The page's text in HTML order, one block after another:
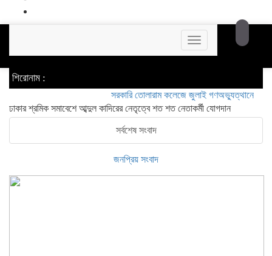
Toggle
navigation
শিরোনাম :
সরকারি তোলারাম কলেজে জুলাই গণঅভ্যুত্থানের শহীদদের
ঢাকার শ্রমিক সমাবেশে আব্দুল কাদিরের নেতৃত্বে শত শত নেতাকর্মী যোগদান
সর্বশেষ সংবাদ
জনপ্রিয় সংবাদ